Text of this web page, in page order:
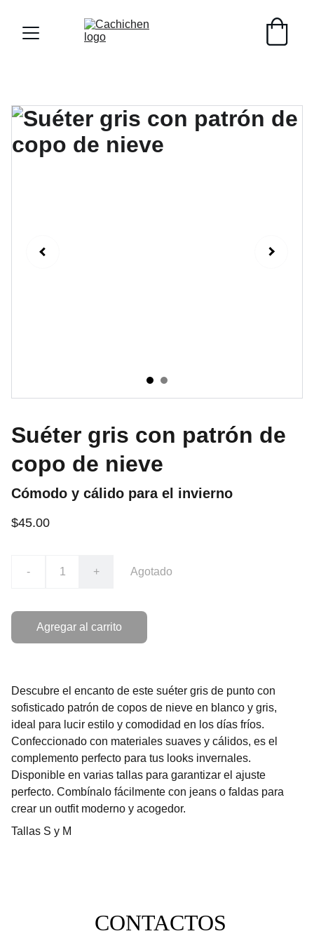
Suéter gris con patrón de
copo de nieve
Cómodo y cálido para el invierno
$45.00
- + Agotado
Agregar al carrito
Descubre el encanto de este suéter gris de punto con
sofisticado patrón de copos de nieve en blanco y gris,
ideal para lucir estilo y comodidad en los días fríos.
Confeccionado con materiales suaves y cálidos, es el
complemento perfecto para tus looks invernales.
Disponible en varias tallas para garantizar el ajuste
perfecto. Combínalo fácilmente con jeans o faldas para
crear un outfit moderno y acogedor.
Tallas S y M
CONTACTOS